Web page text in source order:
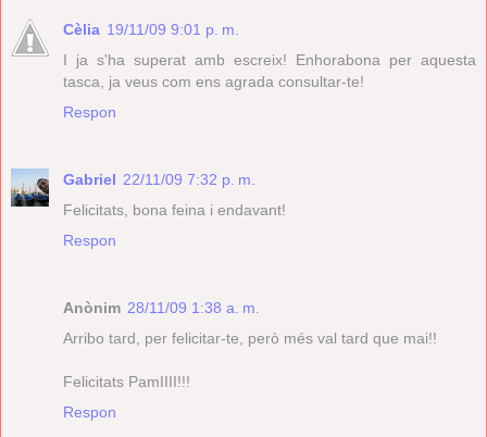
Cèlia 19/11/09 9:01 p. m.
I ja s'ha superat amb escreix! Enhorabona per aquesta
tasca, ja veus com ens agrada consultar-te!
Respon
Gabriel 22/11/09 7:32 p. m.
Felicitats, bona feina i endavant!
Respon
Anònim 28/11/09 1:38 a. m.
Arribo tard, per felicitar-te, però més val tard que mai!!
Felicitats PamIIII!!!
Respon